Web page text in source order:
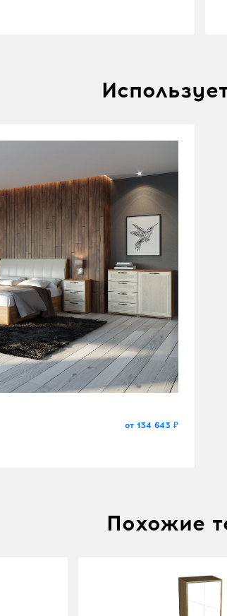
от 134 643 ₽
Похожие